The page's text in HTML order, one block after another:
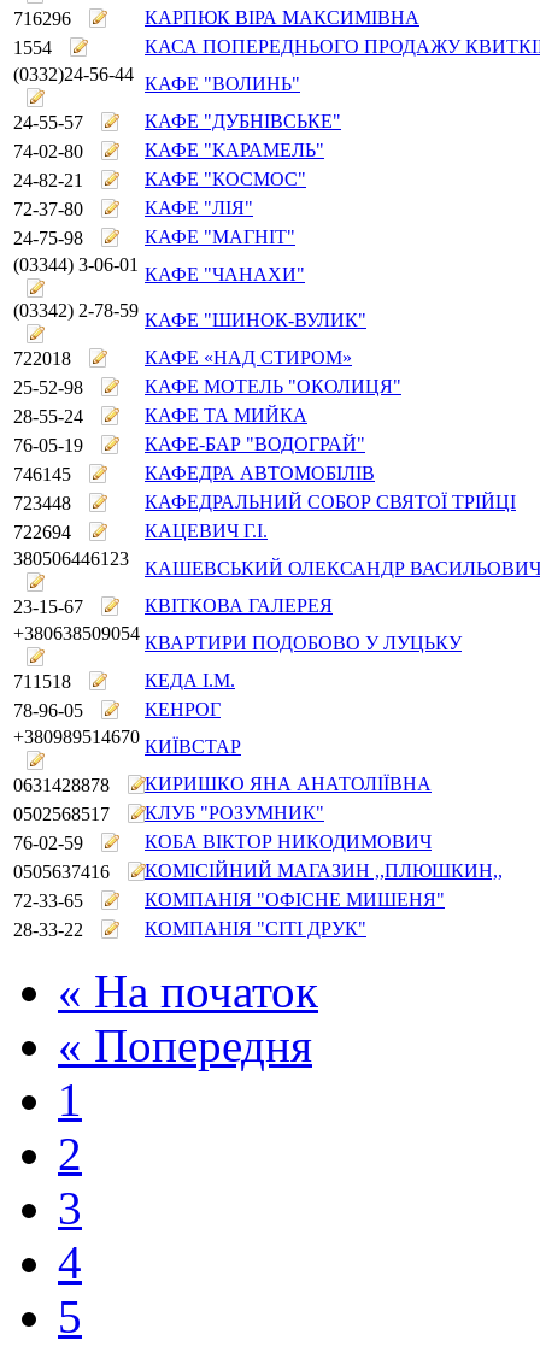
716296
КАРПЮК ВІРА МАКСИМІВНА
1554
КАСА ПОПЕРЕДНЬОГО ПРОДАЖУ
(0332)24-56-44 КАФЕ "ВОЛИНЬ"
24-55-57
КАФЕ "ДУБНІВСЬКЕ"
74-02-80
КАФЕ "КАРАМЕЛЬ"
24-82-21
КАФЕ "КОСМОС"
72-37-80
КАФЕ "ЛІЯ"
24-75-98
КАФЕ "МАГНІТ"
(03344) 3-06-01 КАФЕ "ЧАНАХИ"
(03342) 2-78-59 КАФЕ "ШИНОК-ВУЛИК"
722018
КАФЕ «НАД СТИРОМ»
25-52-98
КАФЕ МОТЕЛЬ "ОКОЛИЦЯ"
28-55-24
КАФЕ ТА МИЙКА
76-05-19
КАФЕ-БАР "ВОДОГРАЙ"
746145
КАФЕДРА АВТОМОБІЛІВ
723448
КАФЕДРАЛЬНИЙ СОБОР СВЯТОЇ ТРІЙЦІ
722694
КАЦЕВИЧ Г.І.
380506446123
КАШЕВСЬКИЙ ОЛЕКСАНДР ВАСИЛЬОВИЧ
23-15-67
КВІТКОВА ГАЛЕРЕЯ
+380638509054 КВАРТИРИ ПОДОБОВО У ЛУЦЬКУ
711518
КЕДА І.М.
78-96-05
КЕНРОГ
+380989514670 КИЇВСТАР
0631428878
КИРИШКО ЯНА АНАТОЛІЇВНА
0502568517
КЛУБ "РОЗУМНИК"
76-02-59
КОБА ВІКТОР НИКОДИМОВИЧ
0505637416
КОМІСІЙНИЙ МАГАЗИН ,,ПЛЮШКИН,,
72-33-65
КОМПАНІЯ "ОФІСНЕ МИШЕНЯ"
28-33-22
КОМПАНІЯ "СІТІ ДРУК"
« На початок
« Попередня
1
2
3
4
5